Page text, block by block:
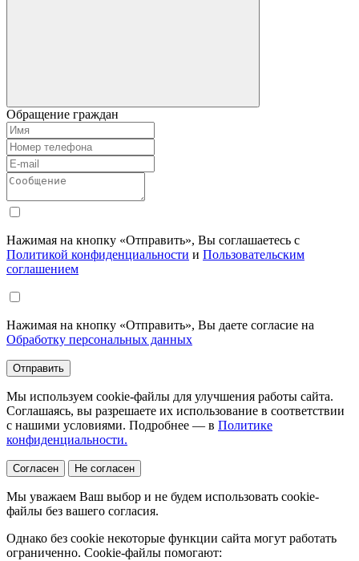
Обращение граждан
Нажимая на кнопку «Отправить», Вы соглашаетесь с
Политикой конфиденциальности и Пользовательским
соглашением
Нажимая на кнопку «Отправить», Вы даете согласие на
Обработку персональных данных
Отправить
Мы используем cookie-файлы для улучшения работы сайта.
Соглашаясь, вы разрешаете их использование в соответствии
с нашими условиями. Подробнее — в Политике
конфиденциальности.
Согласен Не согласен
Мы уважаем Ваш выбор и не будем использовать cookie-
файлы без вашего согласия.
Однако без cookie некоторые функции сайта могут работать
ограниченно. Cookie-файлы помогают: